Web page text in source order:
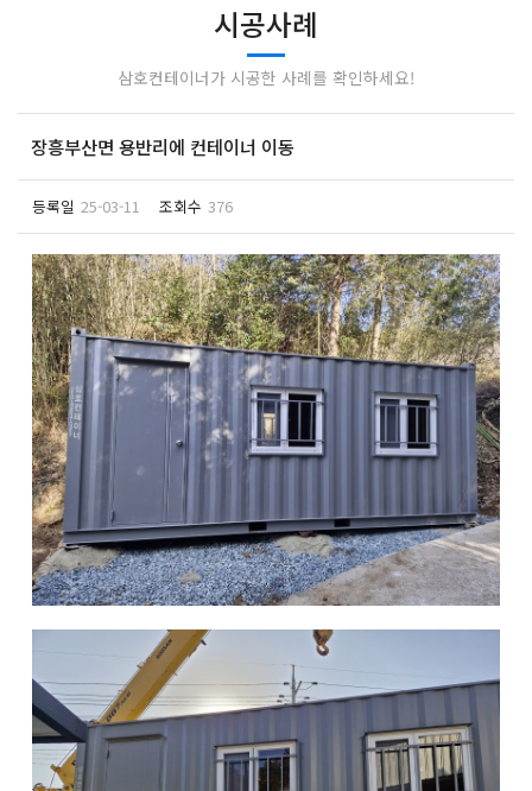
시공사례
삼호컨테이너가 시공한 사례를 확인하세요!
장흥부산면 용반리에 컨테이너 이동
등록일 25-03-11 조회수 376